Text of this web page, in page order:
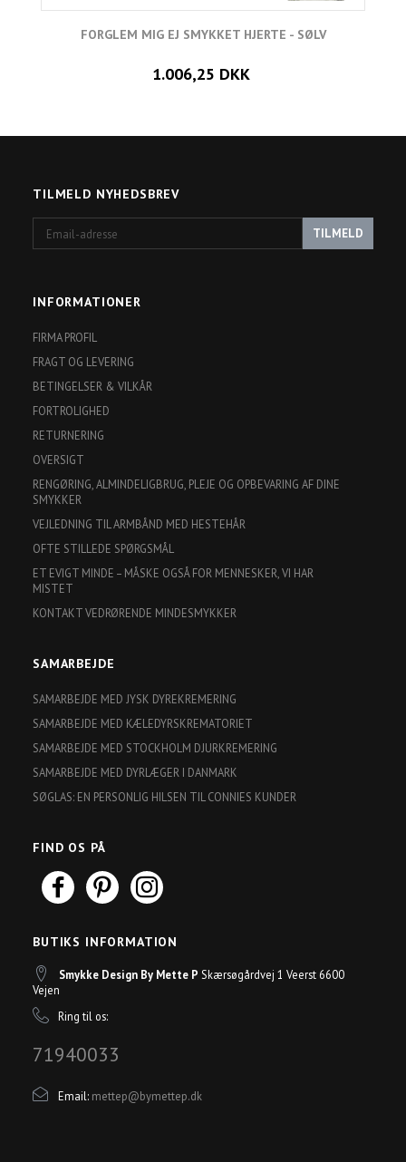
FORGLEM MIG EJ SMYKKET HJERTE - SØLV
1.006,25 DKK
TILMELD NYHEDSBREV
adresse
TILMELD
INFORMATIONER
FIRMA PROFIL
FRAGT OG LEVERING
BETINGELSER & VILKÅR
FORTROLIGHED
RETURNERING
OVERSIGT
RENGØRING, ALMINDELIGBRUG, PLEJE OG OPBEVARING AF DINE
SMYKKER
VEJLEDNING TIL ARMBÅND MED HESTEHÅR
OFTE STILLEDE SPØRGSMÅL
ET EVIGT MINDE – MÅSKE OGSÅ FOR MENNESKER, VI HAR
MISTET
KONTAKT VEDRØRENDE MINDESMYKKER
SAMARBEJDE
SAMARBEJDE MED JYSK DYREKREMERING
SAMARBEJDE MED KÆLEDYRSKREMATORIET
SAMARBEJDE MED STOCKHOLM DJURKREMERING
SAMARBEJDE MED DYRLÆGER I DANMARK
SØGLAS: EN PERSONLIG HILSEN TIL CONNIES KUNDER
FIND OS PÅ
BUTIKS INFORMATION
Smykke Design By Mette P Skærsøgårdvej 1 Veerst 6600
Vejen
Ring til os:
71940033
Email: mettep@bymettep.dk